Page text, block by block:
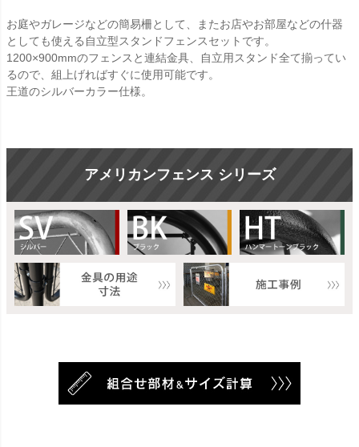
お庭やガレージなどの簡易柵として、またお店やお部屋などの什器
としても使える自立型スタンドフェンスセットです。
1200×900mmのフェンスと連結金具、自立用スタンド全て揃ってい
るので、組上げればすぐに使用可能です。
王道のシルバーカラー仕様。
アメリカンフェンス シリーズ